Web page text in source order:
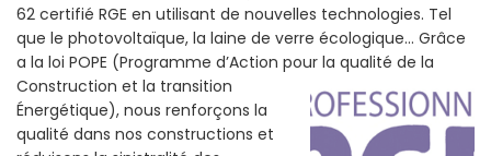
62 certifié RGE en utilisant de nouvelles technologies. Tel
que le photovoltaïque, la laine de verre écologique... Grâce
a la loi POPE (Programme d’Action pour la qualité de la
Construction et la transition
Énergétique), nous renforçons la
qualité dans nos constructions et